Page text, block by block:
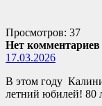
Просмотров: 37
Нет комментариев
17.03.2026
В этом году
летний юбилей! 80